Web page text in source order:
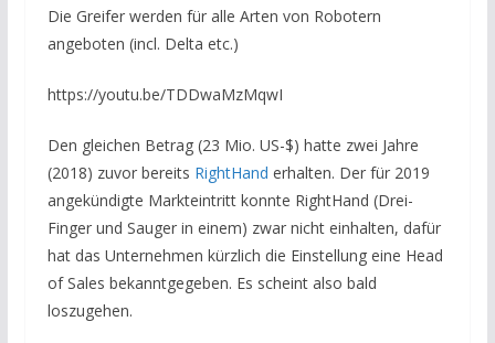
Die Greifer werden für alle Arten von Robotern
angeboten (incl. Delta etc.)
https://youtu.be/TDDwaMzMqwI
Den gleichen Betrag (23 Mio. US-$) hatte zwei Jahre
(2018) zuvor bereits RightHand erhalten. Der für 2019
angekündigte Markteintritt konnte RightHand (Drei-
Finger und Sauger in einem) zwar nicht einhalten, dafür
hat das Unternehmen kürzlich die Einstellung eine Head
of Sales bekanntgegeben. Es scheint also bald
loszugehen.